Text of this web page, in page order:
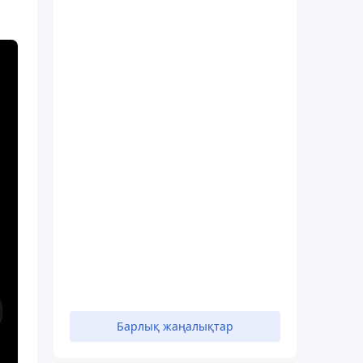
Барлық жаңалықтар